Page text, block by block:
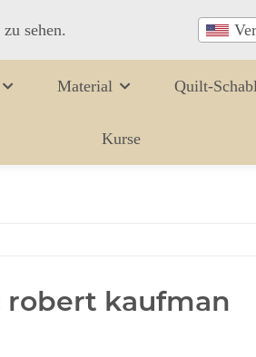
sehen.
Material Quilt-
Kurse
robert kaufman